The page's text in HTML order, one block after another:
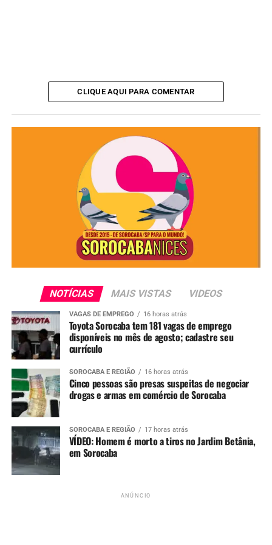
O caso segue sob investigação.
Redação
See Full Bio
TÓPICOS RELACIONADOS
JARDIM JOSANE
PRESO SOROCABA
UP NEXT
Procon Sorocaba e Correios promovem “Feirão Limpa
Nome” no dia 25 de novembro; inscreva-se
NÃO PERCA
Polícia Civil de Sorocaba prende dez pessoas por
falsificação de bebidas alcoólicas em Itu
CLIQUE AQUI PARA COMENTAR
NOTÍCIAS MAIS VISTAS VIDEOS
VAGAS DE EMPREGO 16 horas atrás
Toyota Sorocaba tem 181 vagas de emprego
disponíveis no mês de agosto; cadastre seu
currículo
SOROCABA E REGIÃO 16 horas atrás
Cinco pessoas são presas suspeitas de negociar
drogas e armas em comércio de Sorocaba
SOROCABA E REGIÃO 17 horas atrás
VÍDEO: Homem é morto a tiros no Jardim Betânia,
em Sorocaba
ANÚNCIO